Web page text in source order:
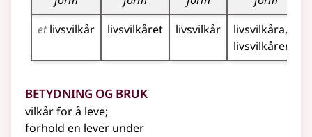
etlivsvilkår livsvilkåret livsvilkår
livsvilkåra
livsvilkårene
Betydning og bruk
vilkår for å leve;
forhold en lever under